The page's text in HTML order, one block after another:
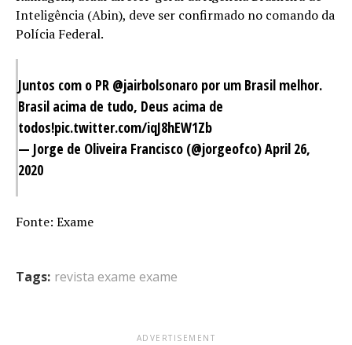
Inteligência (Abin), deve ser confirmado no comando da
Polícia Federal.
Juntos com o PR @jairbolsonaro por um Brasil melhor.
Brasil acima de tudo, Deus acima de
todos!pic.twitter.com/iqJ8hEW1Zb
— Jorge de Oliveira Francisco (@jorgeofco)April 26,
2020
Fonte: Exame
Tags: revista exame exame
ADVERTISEMENT